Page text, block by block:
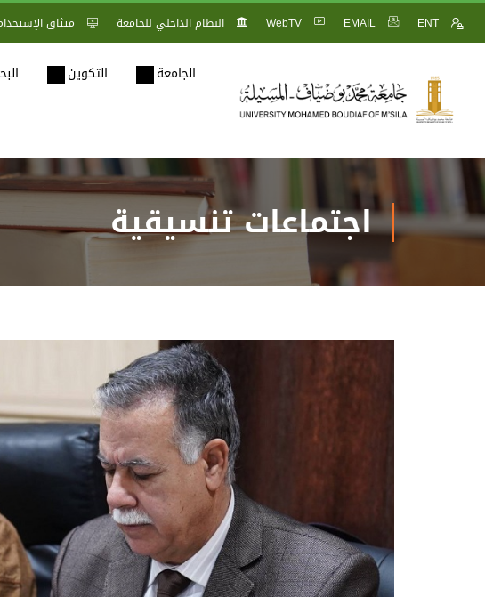
ENT
EMAIL
WebTV النظام الداخلي للجامعة ميثاق
الجامعة التكوين
اجتماعات تنسيقية